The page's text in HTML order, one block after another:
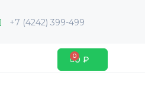
+7 (4242) 399-499
0₽
Cart